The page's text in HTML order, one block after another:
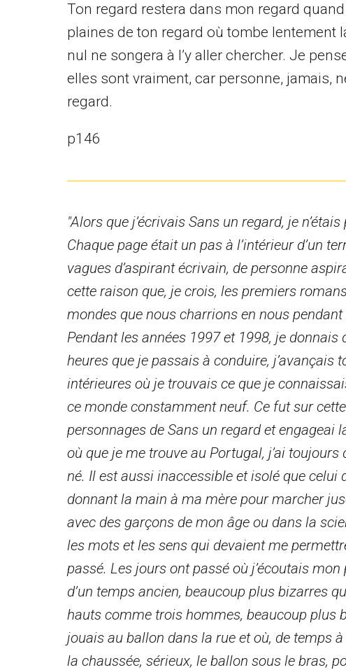
Ton regard restera dans mon regard
plaines de ton regard où tombe lentement
nul ne songera à l’y aller chercher. Je
elles sont vraiment, car personne, jamais,
regard.
p146
"Alors que j’écrivais Sans un regard, je
Chaque page était un pas à l’intérieur d’un
vagues d’aspirant écrivain, de personne
cette raison que, je crois, les premiers
mondes que nous charrions en nous
Pendant les années 1997 et 1998, je
heures que je passais à conduire, j’avançais
intérieures où je trouvais ce que je
ce monde constamment neuf. Ce fut sur
personnages de Sans un regard et engageai
où que je me trouve au Portugal, j’ai
né. Il est aussi inaccessible et isolé que celui
donnant la main à ma mère pour marcher
avec des garçons de mon âge ou dans la
les mots et les sens qui devaient me
passé. Les jours ont passé où j’écoutais
d’un temps ancien, beaucoup plus bizarres
hauts comme trois hommes, beaucoup plus
jouais au ballon dans la rue et où, de temps
la chaussée, sérieux, le ballon sous le bras,